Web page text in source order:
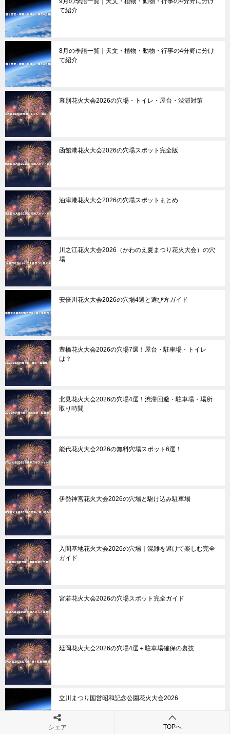
て紹介
8月の季語一覧｜天文・植物・動物・行事の4分野に分け
て紹介
幕別花火大会2026の穴場・トイレ・屋台・渋滞対策
函館港花火大会2026の穴場スポット完全版
油津港花火大会2026の穴場スポットまとめ
川之江花火大会2026（かわのえ夏まつり花火大会）の穴
場
安倍川花火大会2026の穴場4選と選び方ガイド
豊橋花火大会2026の穴場7選！屋台・駐車場・トイレ
は？
北見花火大会2026の穴場4選！渋滞回避・駐車場・場所
取り時間
能代花火大会2026の無料穴場スポット6選！
伊勢神宮花火大会2026の穴場と駆け込み駐車場
入間基地花火大会2026の穴場｜混雑を避けて楽しむ完全
ガイド
宮若花火大会2026の穴場スポット完全ガイド
延岡花火大会2026の穴場4選＋駐車場確保の裏技
立川まつり国営昭和記念公園花火大会2026
シェア TOPへ